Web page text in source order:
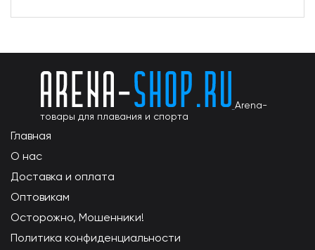
Arena-
товары для плавания и спорта
Главная
О нас
Доставка и оплата
Оптовикам
Осторожно, Мошенники!
Политика конфиденциальности